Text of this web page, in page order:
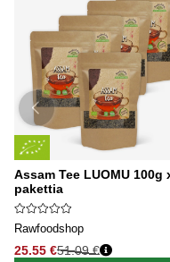
Assam Tee LUOMU 100g
pakettia
Rawfoodshop
25.55 €51.09 €